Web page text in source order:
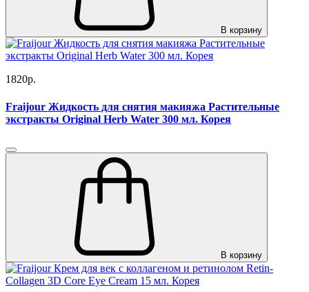
В корзину
1820р.
Fraijour Жидкость для снятия макияжа Растительные
экстракты Original Herb Water 300 мл. Корея
В корзину